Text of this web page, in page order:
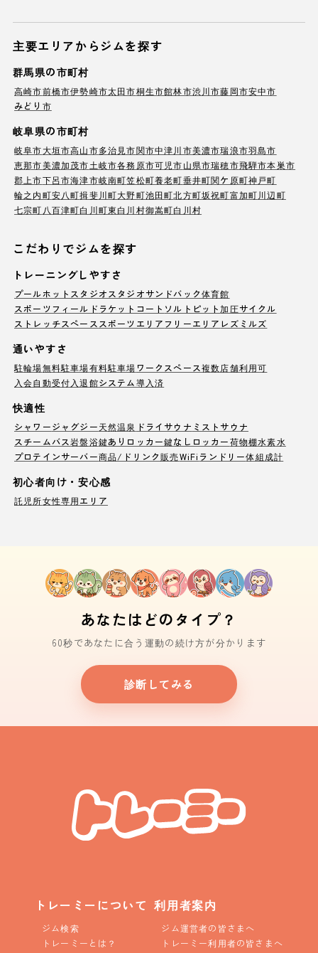
主要エリアからジムを探す
群馬県の市町村
高崎市前橋市伊勢崎市太田市桐生市館林市渋川市藤岡市安中市
みどり市
岐阜県の市町村
岐阜市大垣市高山市多治見市関市中津川市美濃市瑞浪市羽島市
恵那市美濃加茂市土岐市各務原市可児市山県市瑞穂市飛騨市本巣市
郡上市下呂市海津市岐南町笠松町養老町垂井町関ケ原町神戸町
輪之内町安八町揖斐川町大野町池田町北方町坂祝町富加町川辺町
七宗町 八百津町白川町東白川村御嵩町白川村
こだわりでジムを探す
トレーニングしやすさ
プールホットスタジオ スタジオサンドバック体育館
スポーツフィールド ラケットコート ソルトピット加圧サイクル
ストレッチスペース スポーツエリア フリーエリア レズミルズ
通いやすさ
駐輪場無料駐車場有料駐車場ワークスペース複数店舗利用可
入会自動受付 入退館システム導入済
快適性
シャワージャグジー天然温泉 ドライサウナ ミストサウナ
スチームバス岩盤浴鍵ありロッカー鍵なしロッカー荷物棚水素水
プロテインサーバー商品/ドリンク販売WiFi ランドリー体組成計
初心者向け・安心感
託児所女性専用エリア
あなたはどのタイプ？
60秒であなたに合う運動の続け方が分かります
診断してみる
トレーミーについて
ジム検索
トレーミーとは？
利用者案内
ジム運営者の皆さまへ
トレーミー利用者の皆さまへ